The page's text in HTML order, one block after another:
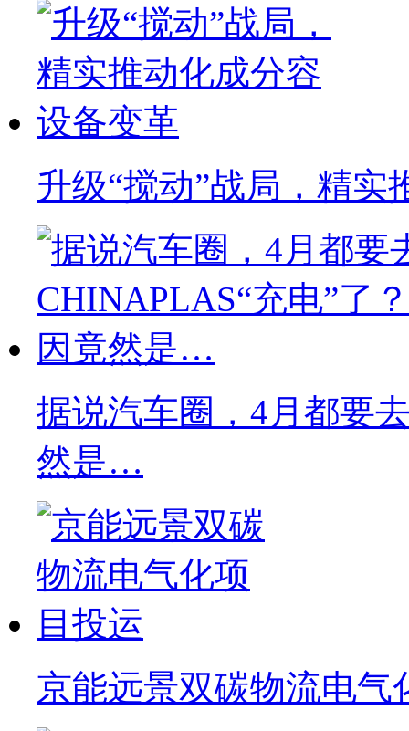
升级“搅动”战局，精实
据说汽车圈，4月都要
然是…
京能远景双碳物流电气